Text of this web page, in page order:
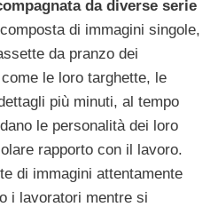
da diverse serie
di immagini singole,
da pranzo dei
le loro targhette, le
più minuti, al tempo
le personalità dei loro
rapporto con il lavoro.
di immagini attentamente
i lavoratori mentre si